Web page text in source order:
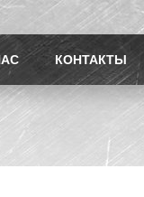
КОНТАКТЫ